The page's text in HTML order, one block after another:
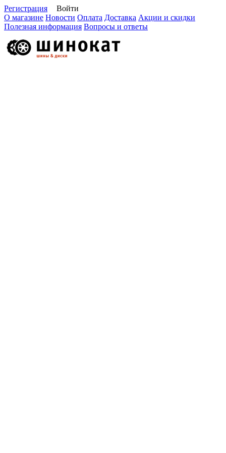
Регистрация
Войти
О магазине Новости Оплата Доставка Акции и скидки
Полезная информация Вопросы и ответы